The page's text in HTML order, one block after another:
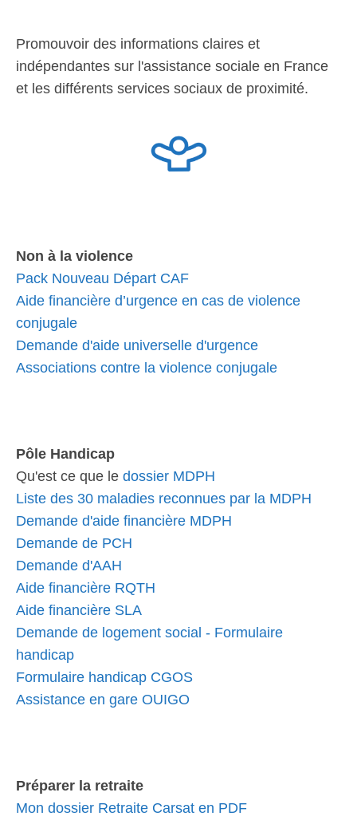
Promouvoir des informations claires et
indépendantes sur l'assistance sociale en France
et les différents services sociaux de proximité.
Non à la violence
Pack Nouveau Départ CAF
Aide financière d’urgence en cas de violence
conjugale
Demande d'aide universelle d'urgence
Associations contre la violence conjugale
Pôle Handicap
Qu'est ce que le dossier MDPH
Liste des 30 maladies reconnues par la MDPH
Demande d'aide financière MDPH
Demande de PCH
Demande d'AAH
Aide financière RQTH
Aide financière SLA
Demande de logement social - Formulaire
handicap
Formulaire handicap CGOS
Assistance en gare OUIGO
Préparer la retraite
Mon dossier Retraite Carsat en PDF